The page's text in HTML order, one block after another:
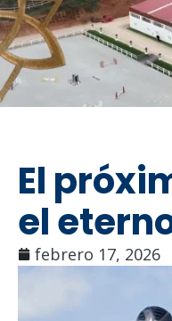
El
el
febrero 17, 2026